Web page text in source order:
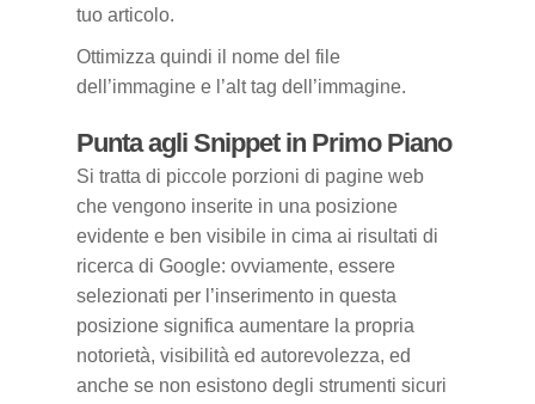
tuo articolo.
Ottimizza quindi il nome del file
dell’immagine e l’alt tag dell’immagine.
Punta agli Snippet in Primo Piano
Si tratta di piccole porzioni di pagine web
che vengono inserite in una posizione
evidente e ben visibile in cima ai risultati di
ricerca di Google: ovviamente, essere
selezionati per l’inserimento in questa
posizione significa aumentare la propria
notorietà, visibilità ed autorevolezza, ed
anche se non esistono degli strumenti sicuri